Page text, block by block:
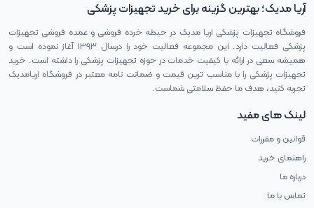
آریا مدیک؛ بهترین گزینه برای خرید تجهیزات پزشکی
فروشگاه تجهیزات پزشکی اریا مدیک در حیطه خرده فروشی و عمده فروشی تجهیزات
پزشکی فعالیت دارد. این مجموعه فعالیت خود را درسال ۱۳۹۳ آغاز نموده است و
همیشه سعی در ارائه با کیفیت خدمات در حوزه تجهیزات پزشکی را داشته است. خرید
تجهیزات پزشکی را با مناسب ترین قیمت و ضمانت نامه معتبر در فروشگاه اریامدیک
تجربه کنید، هدف ما حفظ سلامتی شماست.
لینک های مفید
قوانین و مقررات
راهنمای خرید
درباره ما
تماس با ما